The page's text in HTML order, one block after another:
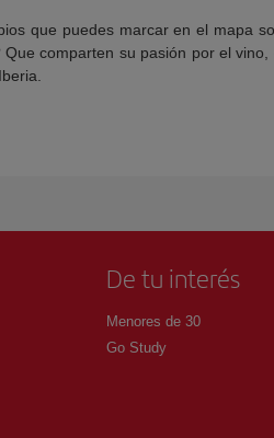
que puedes marcar en el mapa
comparten su pasión por el
De tu interés
Menores de 30
Go Study